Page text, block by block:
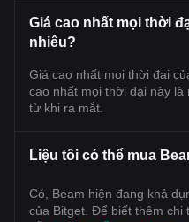
Giá cao nhất mọi thời
nhiêu?
Giá cao nhất mọi thời đại
cao nhất mọi thời đại này là
từ khi ra mắt.
Liệu tôi có thể mua
Có, Beam hiện đang khả
của Bitget. Để biết thêm chi